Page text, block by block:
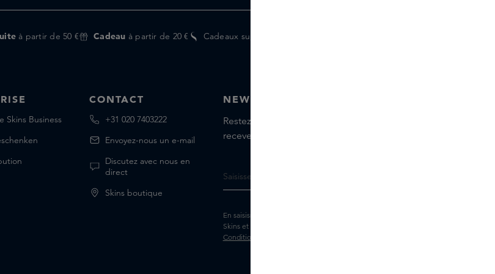
à partir de 50 € Cadeau à partir de 20 € Cadeaux supplémentaires pour les membres
Skins Business
CONTACT
+31 020 7403222
Envoyez-nous un e-mail
Discutez avec nous en
direct
Skins boutique
NEWSLETTER
Restez informé(e) des dernières marques et produits,
recevez les conseils de nos Skins Experts.
En saisissant votre adresse e-mail, vous acceptez de recevoir la newsletter
Skins et des messages marketing personnalisés par e-mail. Consultez les
Conditions générales